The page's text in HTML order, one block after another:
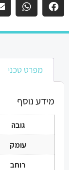
מפרט טכני
מידע נוסף
גובה
עומק
רוחב